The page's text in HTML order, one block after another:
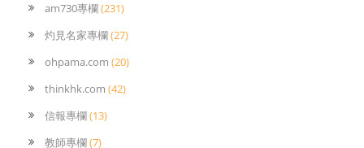
am730專欄(231)
灼見名家專欄(27)
ohpama.com (20)
thinkhk.com (42)
信報專欄(13)
教師專欄(7)